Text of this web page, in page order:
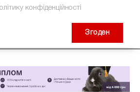
конфіденційності
Згоден